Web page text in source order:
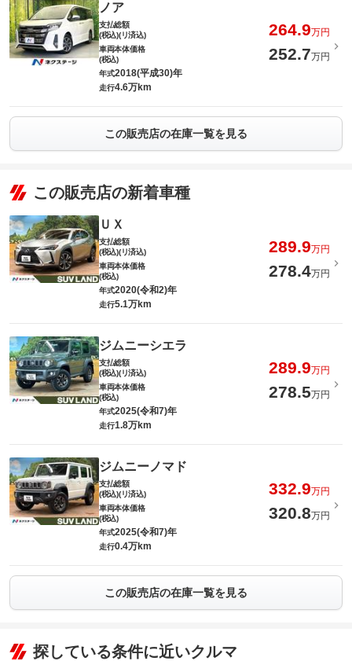
ノア
支払総額
(税込)(リ済込)
264.9万円
車両本体価格
(税込)
252.7万円
年式2018(平成30)年
走行4.6万km
この販売店の在庫一覧を見る
この販売店の新着車種
ＵＸ
支払総額
(税込)(リ済込)
289.9万円
車両本体価格
(税込)
278.4万円
年式2020(令和2)年
走行5.1万km
ジムニーシエラ
支払総額
(税込)(リ済込)
289.9万円
車両本体価格
(税込)
278.5万円
年式2025(令和7)年
走行1.8万km
ジムニーノマド
支払総額
(税込)(リ済込)
332.9万円
車両本体価格
(税込)
320.8万円
年式2025(令和7)年
走行0.4万km
この販売店の在庫一覧を見る
探している条件に近いクルマ